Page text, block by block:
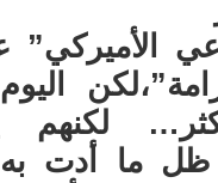
لكنهم
ظل ما أدت